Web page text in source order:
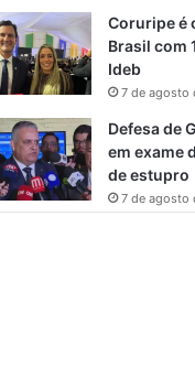
Coruripe é
Brasil com
Ideb
7 de agosto
Defesa de
em exame
de estupro
7 de agosto